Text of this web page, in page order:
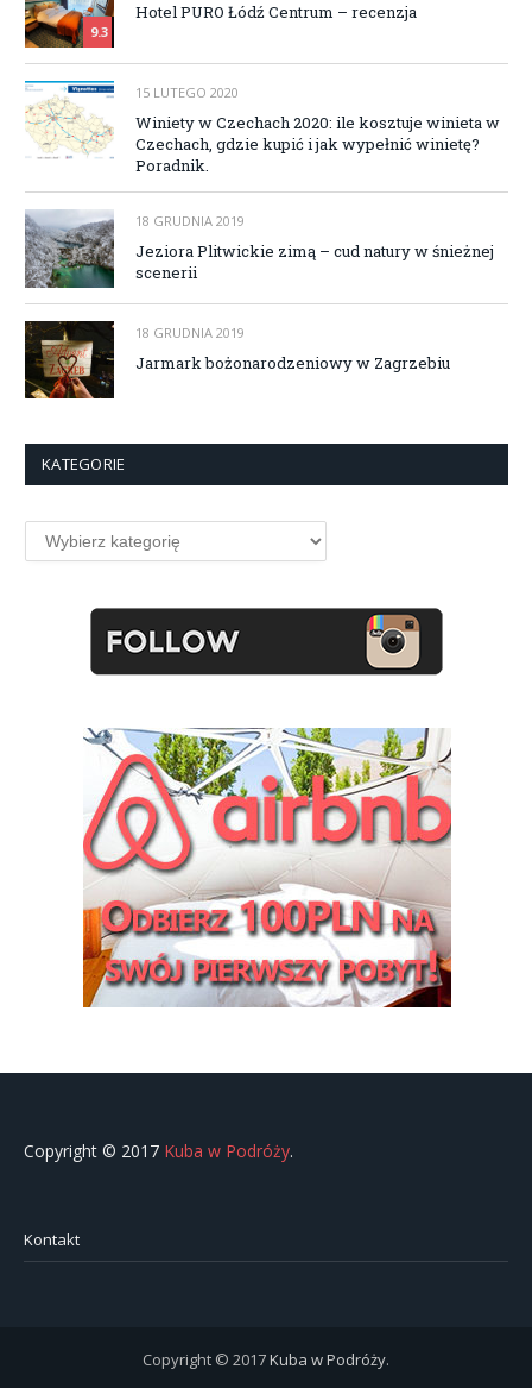
9.3
Hotel PURO Łódź Centrum – recenzja
15 LUTEGO 2020
Winiety w Czechach 2020: ile kosztuje winieta w
Czechach, gdzie kupić i jak wypełnić winietę?
Poradnik.
18 GRUDNIA 2019
Jeziora Plitwickie zimą – cud natury w śnieżnej
scenerii
18 GRUDNIA 2019
Jarmark bożonarodzeniowy w Zagrzebiu
KATEGORIE
Kategorie
Copyright © 2017 Kuba w Podróży.
Kontakt
Copyright © 2017Kuba w Podróży.